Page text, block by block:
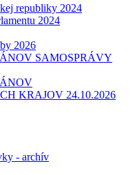
republiky 2024
2024
2026
SAMOSPRÁVY
KRAJOV 24.10.2026
- archív